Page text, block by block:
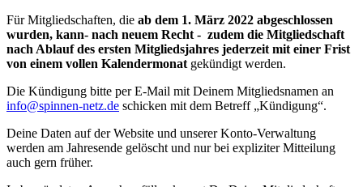
Für Mitgliedschaften, die ab dem 1. März 2022 abgeschlossen
wurden, kann- nach neuem Recht - zudem die Mitgliedschaft
nach Ablauf des ersten Mitgliedsjahres jederzeit mit einer Frist
von einem vollen Kalendermonat gekündigt werden.
Die Kündigung bitte per E-Mail mit Deinem Mitgliedsnamen an
info@spinnen-netz.de schicken mit dem Betreff „Kündigung“.
Deine Daten auf der Website und unserer Konto-Verwaltung
werden am Jahresende gelöscht und nur bei expliziter Mitteilung
auch gern früher.